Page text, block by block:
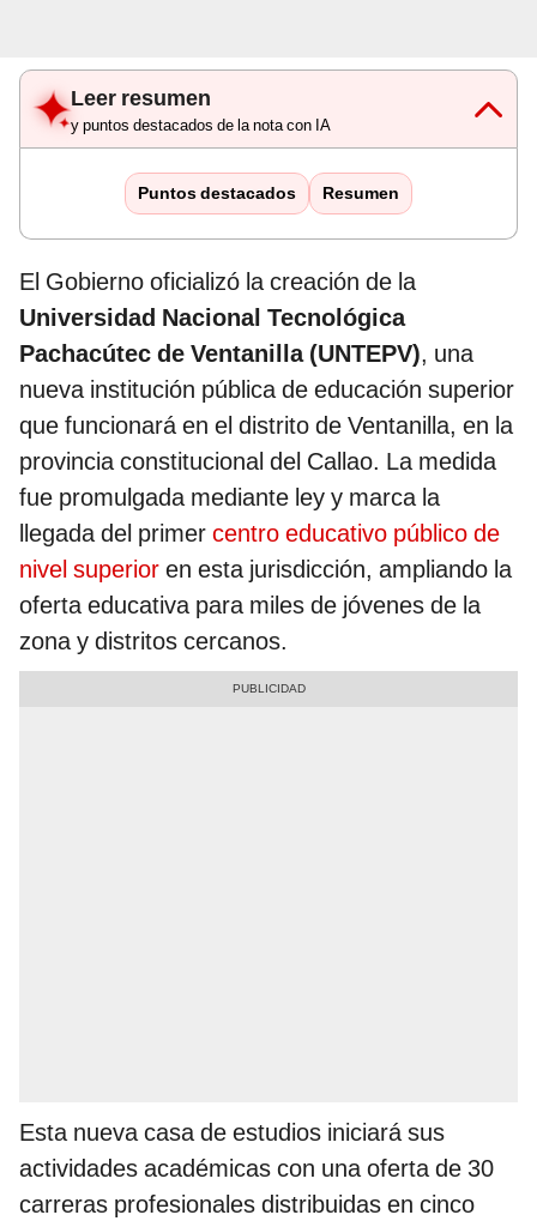
Leer resumen
y puntos destacados de la nota con IA
Puntos destacados Resumen
El Gobierno oficializó la creación de la
Universidad Nacional Tecnológica
Pachacútec de Ventanilla (UNTEPV), una
nueva institución pública de educación superior
que funcionará en el distrito de Ventanilla, en la
provincia constitucional del Callao. La medida
fue promulgada mediante ley y marca la
llegada del primer centro educativo público de
nivel superior en esta jurisdicción, ampliando la
oferta educativa para miles de jóvenes de la
zona y distritos cercanos.
Esta nueva casa de estudios iniciará sus
actividades académicas con una oferta de 30
carreras profesionales distribuidas en cinco